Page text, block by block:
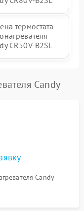
термостата
CR50V-B2SL
Candy
Candy